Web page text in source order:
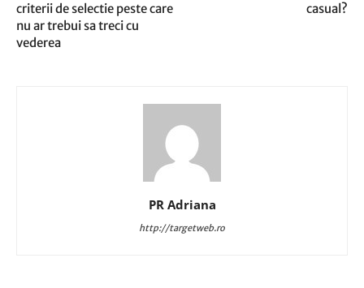
criterii de selectie peste care
nu ar trebui sa treci cu
vederea
casual?
PR Adriana
http://targetweb.ro